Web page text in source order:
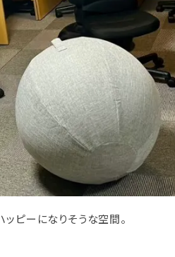
ピーになりそうな空間。